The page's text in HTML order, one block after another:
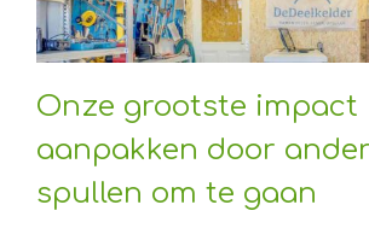
Onze grootste impact
aanpakken door
spullen om te gaan